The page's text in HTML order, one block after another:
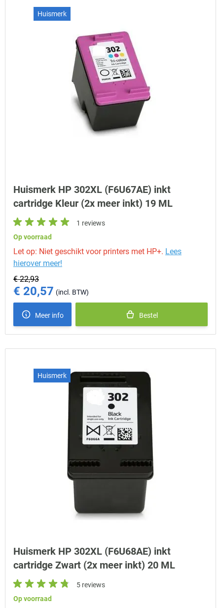
Huismerk
Huismerk HP 302XL (F6U67AE) inkt
cartridge Kleur (2x meer inkt) 19 ML
1 reviews
Op voorraad
Let op: Niet geschikt voor printers met HP+. Lees
hierover meer!
€ 22,93
Special Price
€ 20,57
Meer info Bestel
Huismerk
Huismerk HP 302XL (F6U68AE) inkt
cartridge Zwart (2x meer inkt) 20 ML
5 reviews
Op voorraad